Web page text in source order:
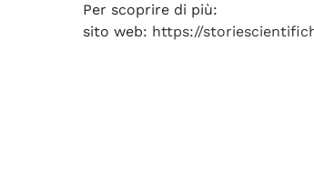
Per scoprire di più:
sito web: https://